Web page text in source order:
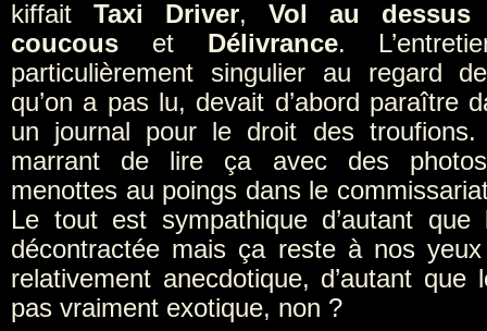
kiffait Taxi Driver, Vol au
coucous et Délivrance.
particulièrement singulier au regard
qu’on a pas lu, devait d’abord paraître
un journal pour le droit des troufions.
marrant de lire ça avec des
menottes au poings dans le
Le tout est sympathique d’autant
décontractée mais ça reste à nos
relativement anecdotique, d’autant que
pas vraiment exotique, non ?